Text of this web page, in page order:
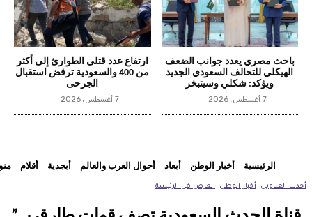
باحث مصري يعدد جوانب الضعف
الهيكلي للتحالف السعودي الجديد
ويؤكد: شكلي وسيتبخر
7 أغسطس، 2026
ارتفاع عدد قتلى الطوارئ إلى أكثر
من 400 والسعودية ترفض استقبال
الجرحى
7 أغسطس، 2026